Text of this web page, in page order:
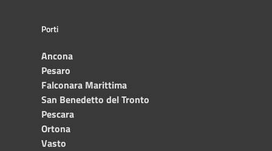
Porti
Ancona
Pesaro
Falconara Marittima
San Benedetto del Tronto
Pescara
Ortona
Vasto